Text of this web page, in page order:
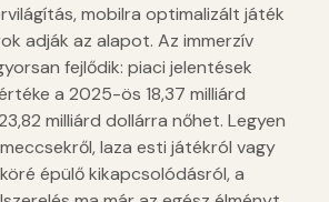
mobilra optimalizált játék
adják az alapot. Az immerzív
fejlődik: piaci jelentések
a 2025-ös 18,37 milliárd
milliárd dollárra nőhet. Legyen
laza esti játékról vagy
épülő kikapcsolódásról, a